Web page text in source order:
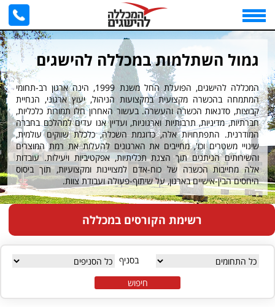
גמול השתלמות במכללה להישגים
המכללה להישגים, הפועלת החל משנת 1999, הינה ארגון רב-תחומי
המתמחה בהכשרה מקצועית במקצועות הניהול, יעוץ ארגוני, הנחיית
קבוצות, סדנאות הכשרה והעשרה. בעשור האחרון חלו תמורות כלכליות,
חברתיות, מדיניות, תרבותיות וארגוניות, ועדיין אנו עדים למהלכם בחברה
המודרנית. התפתחויות אלה, כדוגמת השכלה, כלכלת שווקים עולמית,
שינויי משטרים וכו', מחייבים את הארגונים להעלות את רמת המוצרים
והשירותים הניתנים תוך הצגת תכליתיות, אפקטיביות ויעילות. עובדות
אלה מחייבות הכשרה של כוח-אדם למצויינות ומקצועיות, תוך ביסוס
היחסים הבין-אישיים בארגון, על שיתוף-פעולה ועבודת צוות.
רשימת הקורסים במכללה
בסניף
חיפוש